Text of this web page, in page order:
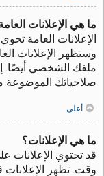
ما هي الإعلانات
الإعلانات العامة
وستظهر الإعلانات
ملفك الشخصي أيضًا.
صلاحياتك الموضوعة
أعلى
ما هي الإعلانات؟
قد تحتوي الإعلانات
وقت. تظهر الإعلانات